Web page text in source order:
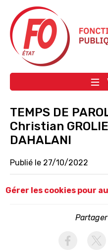
Aller à la navigation
Aller au contenu
TEMPS DE
Christian
DAHALANI
Publié le 27/10/2022
Gérer les cookies pour